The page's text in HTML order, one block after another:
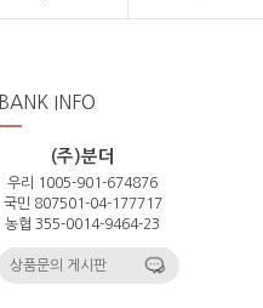
BANK INFO
(주)분더
우리 1005-901-674876
국민 807501-04-177717
농협 355-0014-9464-23
상품문의 게시판